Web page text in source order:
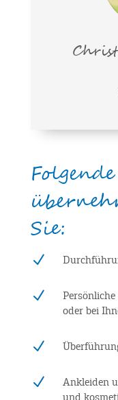
Sie:
N
N
oder bei
N
N
Ankleiden
und